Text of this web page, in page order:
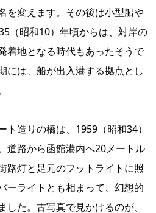
を変えます。その後は小型船や
（昭和10）年頃からは、対岸の
着地となる時代もあったそうで
には、船が出入港する拠点とし
造りの橋は、1959（昭和34）
道路から函館港内へ20メートル
路灯と足元のフットライトに照
ーライトとも相まって、幻想的
た。古写真で見かけるのが、